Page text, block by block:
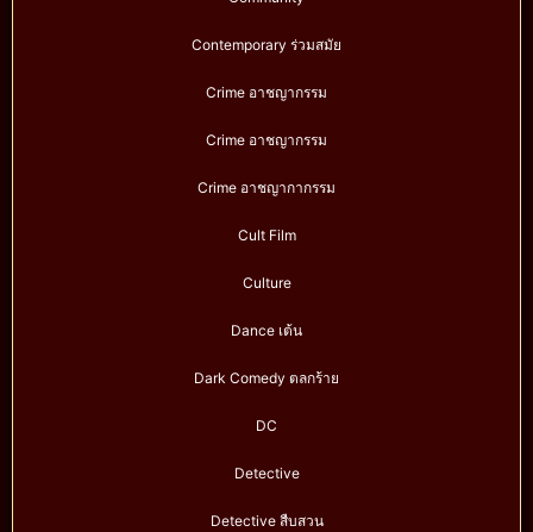
Contemporary ร่วมสมัย
Crime อาชญากรรม
Crime อาชญากรรม
Crime อาชญากากรรม
Cult Film
Culture
Dance เต้น
Dark Comedy ตลกร้าย
DC
Detective
Detective สืบสวน